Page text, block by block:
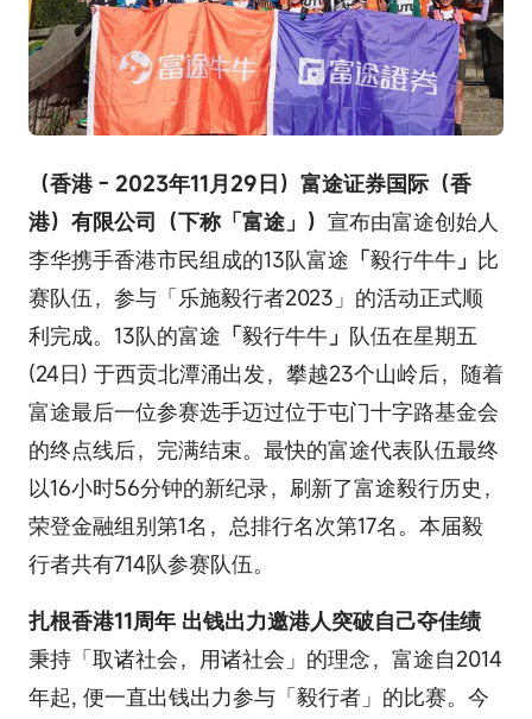
（香港 - 2023年11月29日）富途证券国际（香
港）有限公司（下称「富途」） 宣布由富途创始人
李华携手香港市民组成的13队富途 「毅行牛牛」 比
赛队伍，参与「乐施毅行者2023」的活动正式顺
利完成。13队的富途 「毅行牛牛」 队伍在星期五
(24日) 于西贡北潭涌出发，攀越23个山岭后，随着
富途最后一位参赛选手迈过位于屯门十字路基金会
的终点线后，完满结束。最快的富途代表队伍最终
以16小时56分钟的新纪录，刷新了富途毅行历史，
荣登金融组别第1名，总排行名次第17名。本届毅
行者共有714队参赛队伍。
扎根香港11周年 出钱出力邀港人突破自己夺佳绩
秉持「取诸社会，用诸社会」的理念，富途自2014
年起, 便一直出钱出力参与「毅行者」的比赛。今